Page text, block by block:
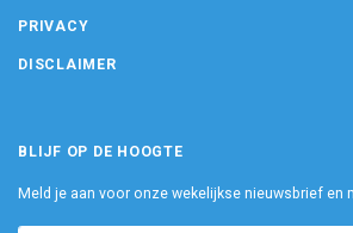
PRIVACY
DISCLAIMER
BLIJF OP DE HOOGTE
Meld je aan voor onze wekelijkse nieuwsbrief en